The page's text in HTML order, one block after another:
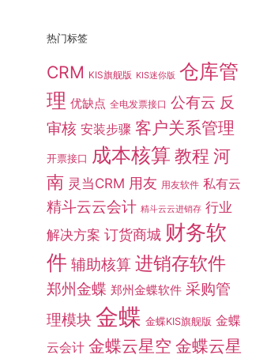
热门标签
CRM KIS旗舰版 KIS迷你版 仓库管
理 优缺点 全电发票接口 公有云 反
审核 安装步骤 客户关系管理
开票接口 成本核算 教程 河
南 灵当CRM 用友 用友软件 私有云
精斗云云会计 精斗云云进销存 行业
解决方案 订货商城 财务软
件 辅助核算 进销存软件
郑州金蝶 郑州金蝶软件 采购管
理模块 金蝶 金蝶KIS旗舰版 金蝶
云会计 金蝶云星空 金蝶云星